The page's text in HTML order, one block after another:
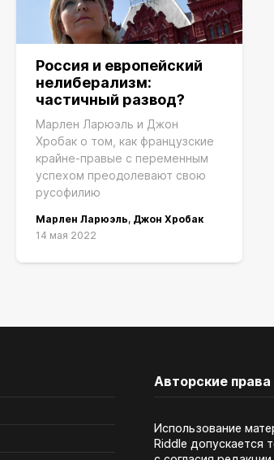
Россия и европейский
нелиберализм:
частичный развод?
Марлен Ларюэль и Джон
Хробак о том, как французские
крайне-правые с переменным
успехом преодолевают свою
русофилию
Марлен Ларюэль, Джон Хробак
14 мая 2022
Авторские права
Использование
Riddle допускается